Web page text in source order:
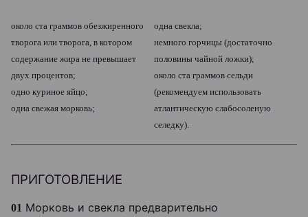
около ста граммов обезжиренного
творога или творога, в котором
содержание жира не превышает
двух процентов;
одно куриное яйцо;
одна свежая морковь;
одна свекла;
немного горчицы (достаточно
половины чайной ложки);
около ста граммов сельди
(рекомендуем использовать
атлантическую слабосоленую
селедку).
ПРИГОТОВЛЕНИЕ
01 Морковь и свекла предварительно